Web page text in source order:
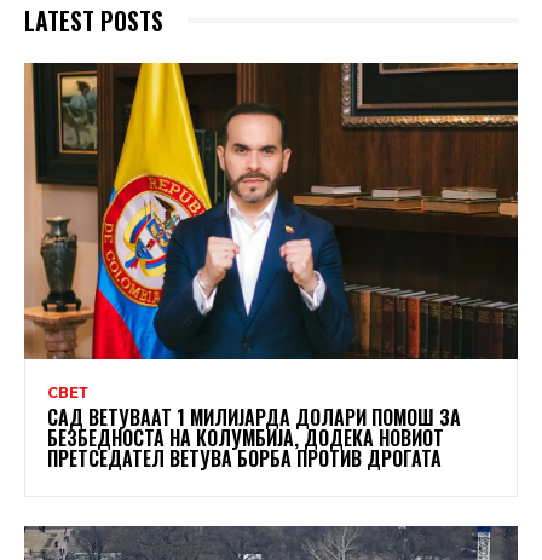
LATEST POSTS
СВЕТ
САД ВЕТУВААТ 1 МИЛИЈАРДА ДОЛАРИ ПОМОШ ЗА
БЕЗБЕДНОСТА НА КОЛУМБИЈА, ДОДЕКА НОВИОТ
ПРЕТСЕДАТЕЛ ВЕТУВА БОРБА ПРОТИВ ДРОГАТА